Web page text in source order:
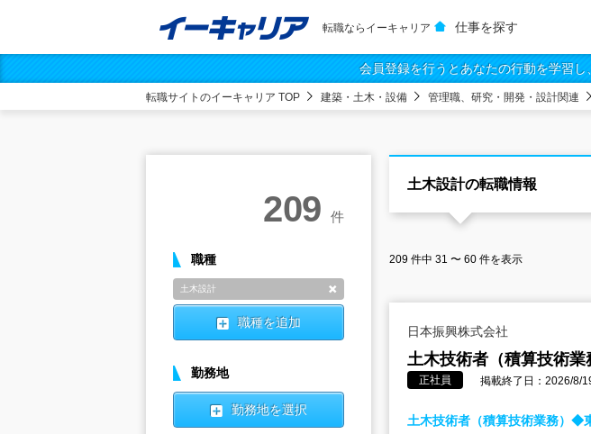
転職ならイーキャリア 仕事を探す
会員登録を行うとあなたの行動を学習し
転職サイトのイーキャリア TOP 建築・土木・設備 管理職、研究・開発・設計関連
土木設計の転職情報
209 件中 31 〜 60 件を表示
日本振興株式会社
土木技術者（積算技術
正社員 掲載終了日：2026/8/
土木技術者（積算技術業務）◆
209 件
職種
土木設計
職種を追加
勤務地
勤務地を選択